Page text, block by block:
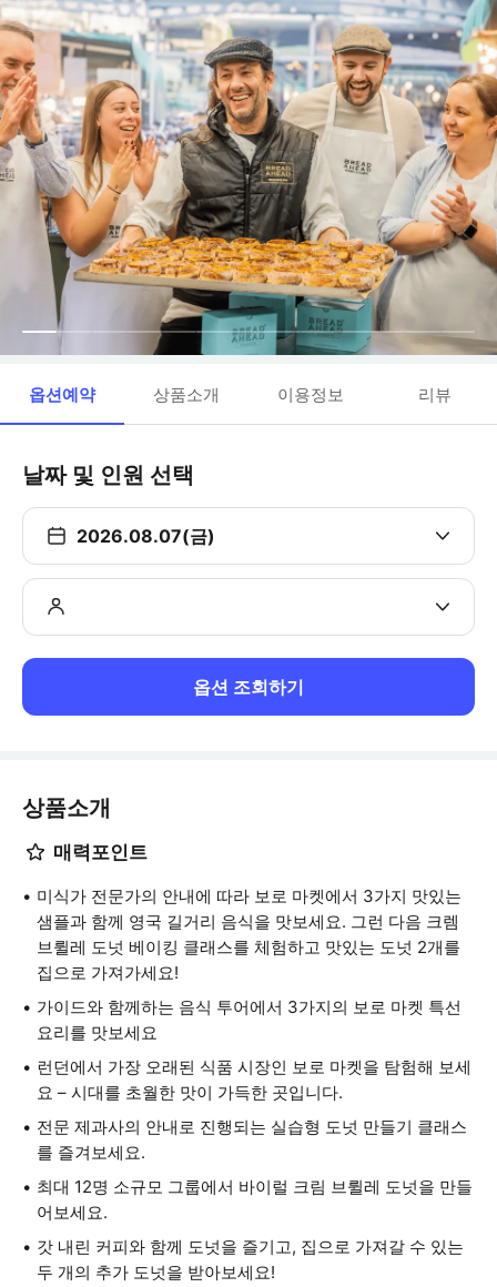
옵션예약 상품소개 이용정보 리뷰
날짜 및 인원 선택
2026.08.07(금)
옵션 조회하기
상품소개
매력포인트
미식가 전문가의 안내에 따라 보로 마켓에서 3가지 맛있는
샘플과 함께 영국 길거리 음식을 맛보세요. 그런 다음 크렘
브륄레 도넛 베이킹 클래스를 체험하고 맛있는 도넛 2개를
집으로 가져가세요!
가이드와 함께하는 음식 투어에서 3가지의 보로 마켓 특선
요리를 맛보세요
런던에서 가장 오래된 식품 시장인 보로 마켓을 탐험해 보세
요 – 시대를 초월한 맛이 가득한 곳입니다.
전문 제과사의 안내로 진행되는 실습형 도넛 만들기 클래스
를 즐겨보세요.
최대 12명 소규모 그룹에서 바이럴 크림 브륄레 도넛을 만들
어보세요.
갓 내린 커피와 함께 도넛을 즐기고, 집으로 가져갈 수 있는
두 개의 추가 도넛을 받아보세요!